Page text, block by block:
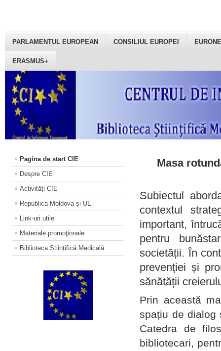
PARLAMENTUL EUROPEAN CONSILIUL EUROPEI
ERASMUS+
Pagina de start CIE
Despre CIE
Activități CIE
Republica Moldova și UE
Link-uri utile
Materiale promoţionale
Biblioteca Științifică Medicală
Masa
Subiectul
contextul
important,
pentru
societății. În
prevenției și
sănătății
Prin această
spațiu de dialog
Catedra de
bibliotecari,